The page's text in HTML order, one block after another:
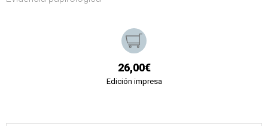
26,00€
Edición impresa